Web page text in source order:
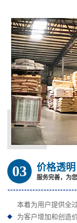
03 价格透
服务完善，为
本着为用户提供全
为客户增加和创造